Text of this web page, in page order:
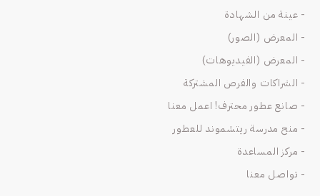
- عينة من الشهادة
- المعرض (الصور)
- المعرض (الفيديوهات)
- الشراكات والفرص المشتركة
- صانع عطور محترف! اعمل معنا
- منح مدرسة ريتشموند للعطور
- مركز المساعدة
- تواصل معنا